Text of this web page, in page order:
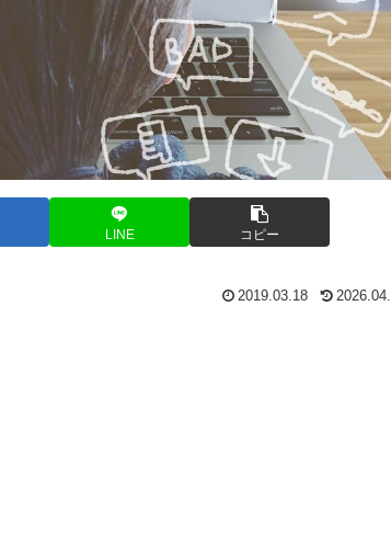
LINE コピー
2019.03.18